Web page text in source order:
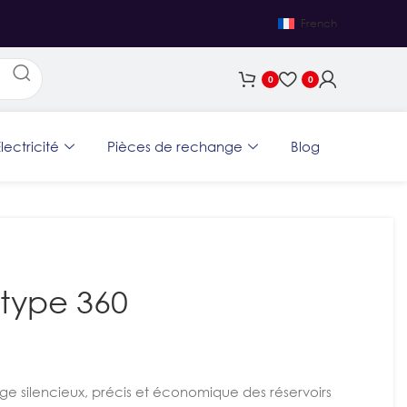
French
0 0
Pièces de rechange Blog
360
silencieux, précis et économique des réservoirs